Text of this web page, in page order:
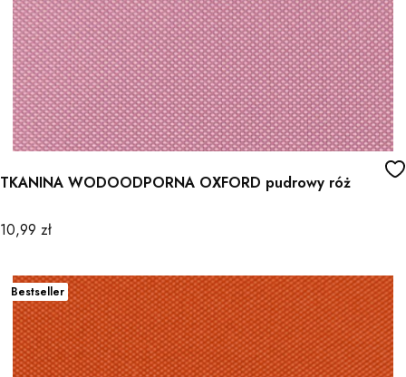
TKANINA WODOODPORNA OXFORD pudrowy róż
Cena
10,99 zł
Bestseller